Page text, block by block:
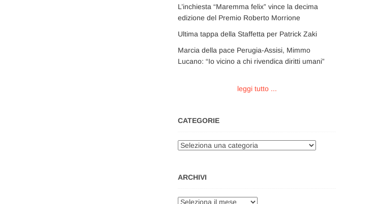
L’inchiesta “Maremma felix” vince la decima
edizione del Premio Roberto Morrione
Ultima tappa della Staffetta per Patrick Zaki
Marcia della pace Perugia-Assisi, Mimmo
Lucano: “Io vicino a chi rivendica diritti umani”
leggi tutto ...
CATEGORIE
Categorie
ARCHIVI
Archivi